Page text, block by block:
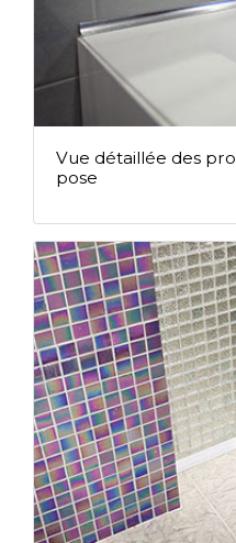
Vue détaillée des
pose